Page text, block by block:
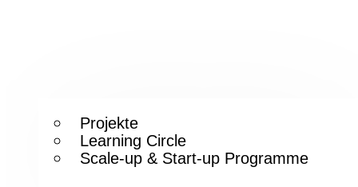
Projekte
Learning Circle
Scale-up & Start-up Programme